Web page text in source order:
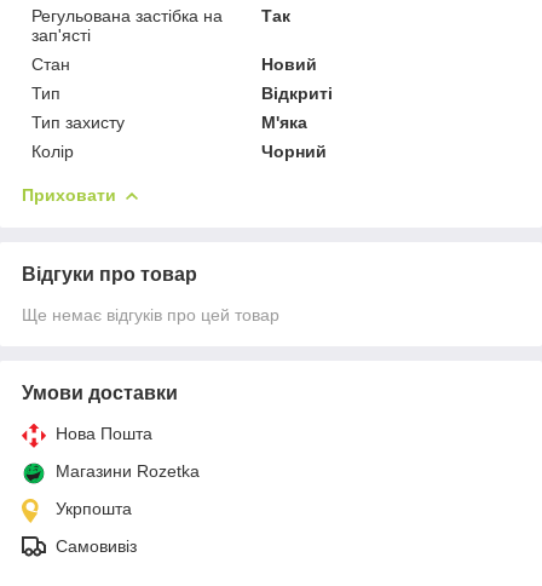
Регульована застібка на
зап'ясті
Так
Стан
Новий
Тип
Відкриті
Тип захисту
М'яка
Колір
Чорний
Приховати
Відгуки про товар
Ще немає відгуків про цей товар
Умови доставки
Нова Пошта
Магазини Rozetka
Укрпошта
Самовивіз